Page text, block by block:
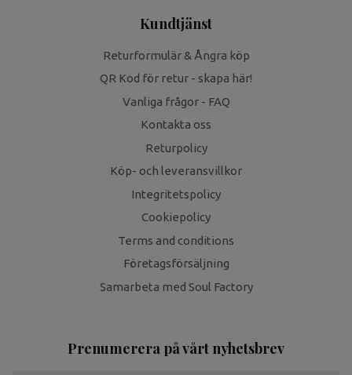
Kundtjänst
Returformulär & Ångra köp
QR Kod för retur - skapa här!
Vanliga frågor - FAQ
Kontakta oss
Returpolicy
Köp- och leveransvillkor
Integritetspolicy
Cookiepolicy
Terms and conditions
Företagsförsäljning
Samarbeta med Soul Factory
Prenumerera på vårt nyhetsbrev